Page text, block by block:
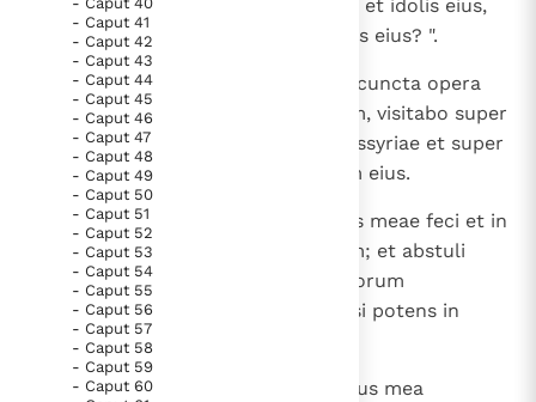
- Caput 41
- Caput 42
- Caput 43
- Caput 44
- Caput 45
- Caput 46
- Caput 47
- Caput 48
- Caput 49
- Caput 50
- Caput 51
- Caput 52
- Caput 53
- Caput 54
- Caput 55
- Caput 56
- Caput 57
- Caput 58
- Caput 59
- Caput 60
numquid non sicut feci Samariae et idolis eius,
sic faciam Ierusalem et simulacris eius? ".
Et erit: cum impleverit Dominus cuncta opera
sua in monte Sion et in Ierusalem, visitabo super
fructum superbiae cordis regis Assyriae et super
arrogantiam altitudinis oculorum eius.
Dixit enim: " In fortitudine manus meae feci et in
sapientia mea, prudens sum enim; et abstuli
terminos populorum et scrinia eorum
depraedatus sum et detraxi quasi potens in
sublimi sedentes;
et apprehendit quasi nidum manus mea